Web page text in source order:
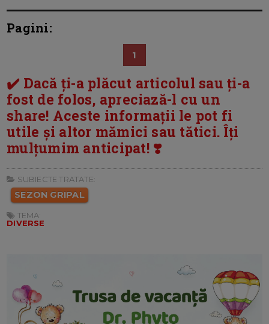
Pagini:
1
✔️ Dacă ți-a plăcut articolul sau ți-a
fost de folos, apreciază-l cu un
share! Aceste informații le pot fi
utile și altor mămici sau tătici. Îți
mulțumim anticipat! ❣️
SUBIECTE TRATATE:
SEZON GRIPAL
TEMA:
DIVERSE